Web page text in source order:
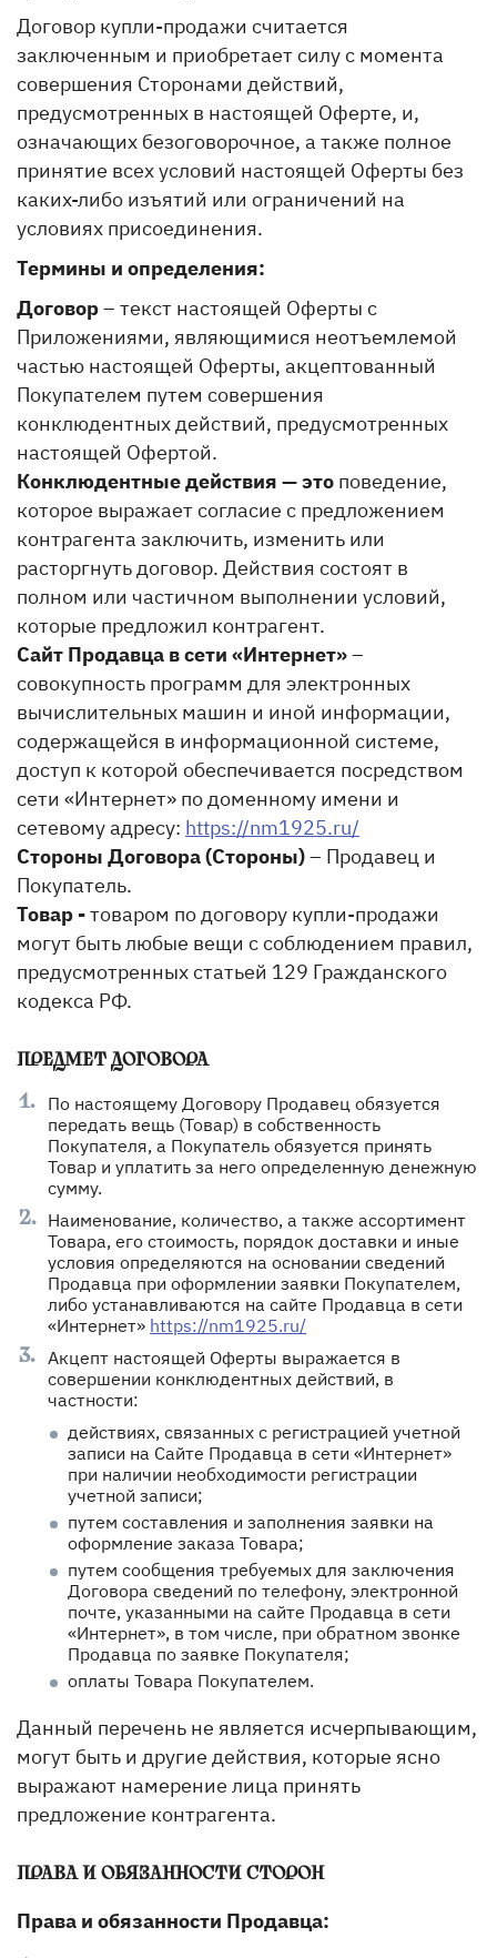
Договор купли-продажи считается
заключенным и приобретает силу с момента
совершения Сторонами действий,
предусмотренных в настоящей Оферте, и,
означающих безоговорочное, а также полное
принятие всех условий настоящей Оферты без
каких-либо изъятий или ограничений на
условиях присоединения.
Термины и определения:
Договор– текст настоящей Оферты с
Приложениями, являющимися неотъемлемой
частью настоящей Оферты, акцептованный
Покупателем путем совершения
конклюдентных действий, предусмотренных
настоящей Офертой.
Конклюдентные действия — это поведение,
которое выражает согласие с предложением
контрагента заключить, изменить или
расторгнуть договор. Действия состоят в
полном или частичном выполнении условий,
которые предложил контрагент.
Сайт Продавца в сети «Интернет»–
совокупность программ для электронных
вычислительных машин и иной информации,
содержащейся в информационной системе,
доступ к которой обеспечивается посредством
сети «Интернет» по доменному имени и
сетевому адресу: https://nm1925.ru/
Стороны Договора (Стороны)– Продавец и
Покупатель.
Товар -товаром по договору купли-продажи
могут быть любые вещи с соблюдением правил,
предусмотренных статьей 129 Гражданского
кодекса РФ.
ПРЕДМЕТ ДОГОВОРА
По настоящему Договору Продавец обязуется
передать вещь (Товар) в собственность
Покупателя, а Покупатель обязуется принять
Товар и уплатить за него определенную денежную
сумму.
Наименование, количество, а также ассортимент
Товара, его стоимость, порядок доставки и иные
условия определяются на основании сведений
Продавца при оформлении заявки Покупателем,
либо устанавливаются на сайте Продавца в сети
«Интернет» https://nm1925.ru/
Акцепт настоящей Оферты выражается в
совершении конклюдентных действий, в
частности:
действиях, связанных с регистрацией учетной
записи на Сайте Продавца в сети «Интернет»
при наличии необходимости регистрации
учетной записи;
путем составления и заполнения заявки на
оформление заказа Товара;
путем сообщения требуемых для заключения
Договора сведений по телефону, электронной
почте, указанными на сайте Продавца в сети
«Интернет», в том числе, при обратном звонке
Продавца по заявке Покупателя;
оплаты Товара Покупателем.
Данный перечень не является исчерпывающим,
могут быть и другие действия, которые ясно
выражают намерение лица принять
предложение контрагента.
ПРАВА И ОБЯЗАННОСТИ СТОРОН
Права и обязанности Продавца: